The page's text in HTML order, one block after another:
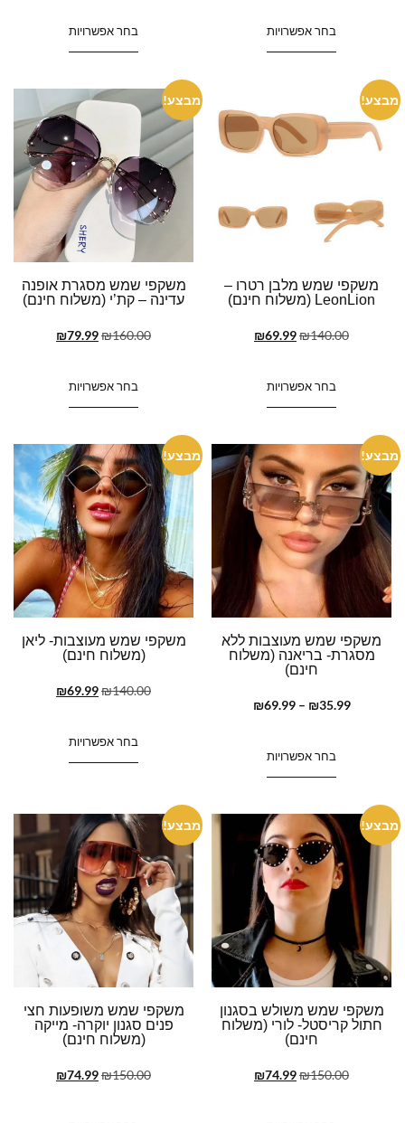
בחר אפשרויות בחר אפשרויות
מבצע!
משקפי שמש מלבן רטרו –
LeonLion (משלוח חינם)
₪140.00
₪69.99
בחר אפשרויות
מבצע!
משקפי שמש מסגרת אופנה
עדינה – קת’י (משלוח חינם)
₪160.00
₪79.99
בחר אפשרויות
מבצע!
משקפי שמש מעוצבות ללא
מסגרת- בריאנה (משלוח
חינם)
₪35.99
–
₪69.99
בחר אפשרויות
מבצע!
משקפי שמש מעוצבות- ליאן
(משלוח חינם)
₪140.00
₪69.99
בחר אפשרויות
מבצע!
משקפי שמש משולש בסגנון
חתול קריסטל- לורי (משלוח
חינם)
₪150.00
₪74.99
מבצע!
משקפי שמש משופעות חצי
פנים סגנון יוקרה- מייקה
(משלוח חינם)
₪150.00
₪74.99